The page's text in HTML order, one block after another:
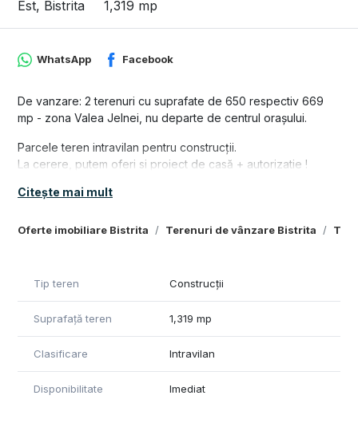
Est, Bistrita
1,319 mp
Oferte imobiliare Bistrita Terenuri de vânzare Bistrita
WhatsApp Facebook
De vanzare: 2 terenuri cu suprafate de 650 respectiv 669
mp - zona Valea Jelnei, nu departe de centrul orașului.
Parcele teren intravilan pentru construcții.
La cerere, putem oferi si proiect de casă + autorizatie !
Utilități:
- apă, gaz, la limita terenului
Preț: 4500 €/ar
Detalii și vizionari: 0749 839 689
Citește mai mult
Tip teren Construcții
Suprafață teren 1,319 mp
Clasificare Intravilan
Disponibilitate Imediat